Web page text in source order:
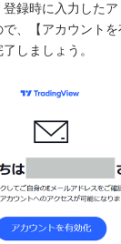
登録時に入力した
、【アカウント
しましょう。